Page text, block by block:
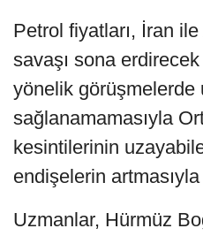
Petrol fiyatları, İran
savaşı sona
yönelik görüşmelerde
sağlanamamasıyla
kesintilerinin
endişelerin
Uzmanlar, Hürmüz